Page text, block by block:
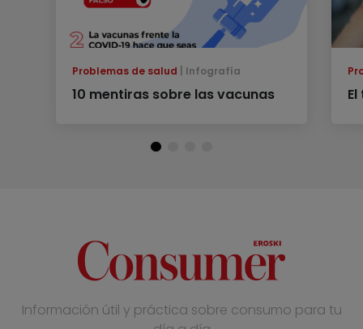
Problemas de salud Infografía
10 mentiras sobre las vacunas
Información útil y práctica sobre consumo para tu